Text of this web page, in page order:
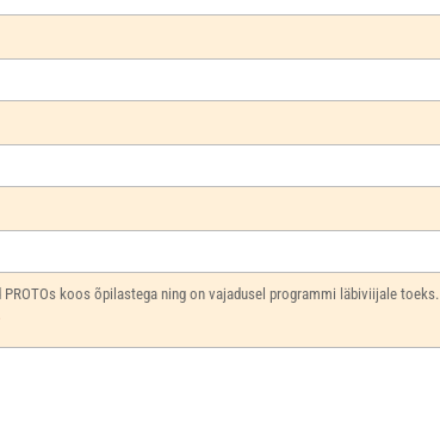
koos õpilastega ning on vajadusel programmi läbiviijale toeks.